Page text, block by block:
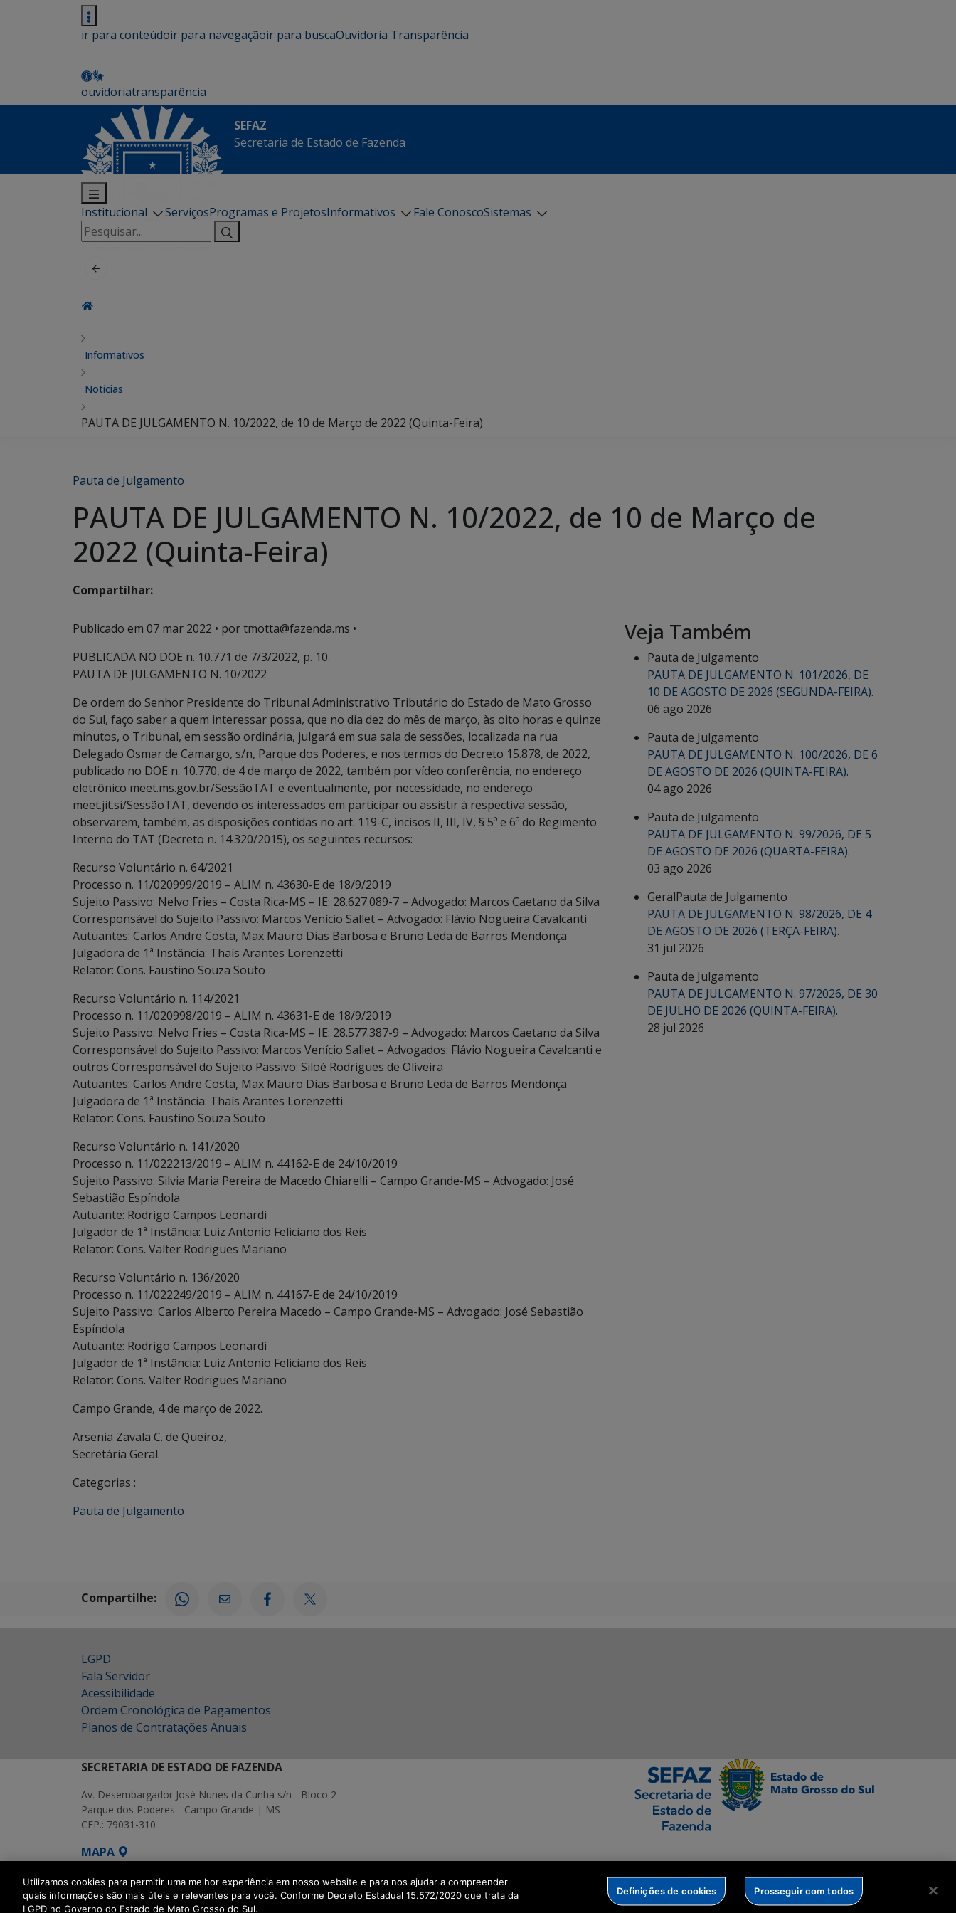
ir para conteúdoir para navegaçãoir para buscaOuvidoria Transparência
ouvidoriatransparência
SEFAZ
Secretaria de Estado de Fazenda
Institucional ServiçosProgramas e ProjetosInformativos Fale ConoscoSistemas
Pesquisar
por:
Informativos
Notícias
PAUTA DE JULGAMENTO N. 10/2022, de 10 de Março de 2022 (Quinta-Feira)
Pauta de Julgamento
PAUTA DE JULGAMENTO N. 10/2022, de 10 de Março de
2022 (Quinta-Feira)
Compartilhar:
Publicado em 07 mar 2022 • por tmotta@fazenda.ms •
PUBLICADA NO DOE n. 10.771 de 7/3/2022, p. 10.
PAUTA DE JULGAMENTO N. 10/2022
De ordem do Senhor Presidente do Tribunal Administrativo Tributário do Estado de Mato Grosso
do Sul, faço saber a quem interessar possa, que no dia dez do mês de março, às oito horas e quinze
minutos, o Tribunal, em sessão ordinária, julgará em sua sala de sessões, localizada na rua
Delegado Osmar de Camargo, s/n, Parque dos Poderes, e nos termos do Decreto 15.878, de 2022,
publicado no DOE n. 10.770, de 4 de março de 2022, também por vídeo conferência, no endereço
eletrônico meet.ms.gov.br/SessãoTAT e eventualmente, por necessidade, no endereço
meet.jit.si/SessãoTAT, devendo os interessados em participar ou assistir à respectiva sessão,
observarem, também, as disposições contidas no art. 119-C, incisos II, III, IV, § 5º e 6º do Regimento
Interno do TAT (Decreto n. 14.320/2015), os seguintes recursos:
Recurso Voluntário n. 64/2021
Processo n. 11/020999/2019 – ALIM n. 43630-E de 18/9/2019
Sujeito Passivo: Nelvo Fries – Costa Rica-MS – IE: 28.627.089-7 – Advogado: Marcos Caetano da Silva
Corresponsável do Sujeito Passivo: Marcos Venício Sallet – Advogado: Flávio Nogueira Cavalcanti
Autuantes: Carlos Andre Costa, Max Mauro Dias Barbosa e Bruno Leda de Barros Mendonça
Julgadora de 1ª Instância: Thaís Arantes Lorenzetti
Relator: Cons. Faustino Souza Souto
Recurso Voluntário n. 114/2021
Processo n. 11/020998/2019 – ALIM n. 43631-E de 18/9/2019
Sujeito Passivo: Nelvo Fries – Costa Rica-MS – IE: 28.577.387-9 – Advogado: Marcos Caetano da Silva
Corresponsável do Sujeito Passivo: Marcos Venício Sallet – Advogados: Flávio Nogueira Cavalcanti e
outros Corresponsável do Sujeito Passivo: Siloé Rodrigues de Oliveira
Autuantes: Carlos Andre Costa, Max Mauro Dias Barbosa e Bruno Leda de Barros Mendonça
Julgadora de 1ª Instância: Thaís Arantes Lorenzetti
Relator: Cons. Faustino Souza Souto
Recurso Voluntário n. 141/2020
Processo n. 11/022213/2019 – ALIM n. 44162-E de 24/10/2019
Sujeito Passivo: Silvia Maria Pereira de Macedo Chiarelli – Campo Grande-MS – Advogado: José
Sebastião Espíndola
Autuante: Rodrigo Campos Leonardi
Julgador de 1ª Instância: Luiz Antonio Feliciano dos Reis
Relator: Cons. Valter Rodrigues Mariano
Recurso Voluntário n. 136/2020
Processo n. 11/022249/2019 – ALIM n. 44167-E de 24/10/2019
Sujeito Passivo: Carlos Alberto Pereira Macedo – Campo Grande-MS – Advogado: José Sebastião
Espíndola
Autuante: Rodrigo Campos Leonardi
Julgador de 1ª Instância: Luiz Antonio Feliciano dos Reis
Relator: Cons. Valter Rodrigues Mariano
Campo Grande, 4 de março de 2022.
Arsenia Zavala C. de Queiroz,
Secretária Geral.
Categorias :
Pauta de Julgamento
Veja Também
Pauta de Julgamento
PAUTA DE JULGAMENTO N. 101/2026, DE
10 DE AGOSTO DE 2026 (SEGUNDA-FEIRA).
06 ago 2026
Pauta de Julgamento
PAUTA DE JULGAMENTO N. 100/2026, DE 6
DE AGOSTO DE 2026 (QUINTA-FEIRA).
04 ago 2026
Pauta de Julgamento
PAUTA DE JULGAMENTO N. 99/2026, DE 5
DE AGOSTO DE 2026 (QUARTA-FEIRA).
03 ago 2026
GeralPauta de Julgamento
PAUTA DE JULGAMENTO N. 98/2026, DE 4
DE AGOSTO DE 2026 (TERÇA-FEIRA).
31 jul 2026
Pauta de Julgamento
PAUTA DE JULGAMENTO N. 97/2026, DE 30
DE JULHO DE 2026 (QUINTA-FEIRA).
28 jul 2026
Compartilhe:
LGPD
Fala Servidor
Acessibilidade
Ordem Cronológica de Pagamentos
Planos de Contratações Anuais
SECRETARIA DE ESTADO DE FAZENDA
Av. Desembargador José Nunes da Cunha s/n - Bloco 2
Parque dos Poderes - Campo Grande | MS
CEP.: 79031-310
MAPA
SETDIG | Secretaria-Executiva de Transformação Digital
Utilizamos cookies para permitir uma melhor experiência em nosso website e para nos ajudar a compreender
quais informações são mais úteis e relevantes para você. Conforme Decreto Estadual 15.572/2020 que trata da
LGPD no Governo do Estado de Mato Grosso do Sul.
Definições de cookies Prosseguir com todos